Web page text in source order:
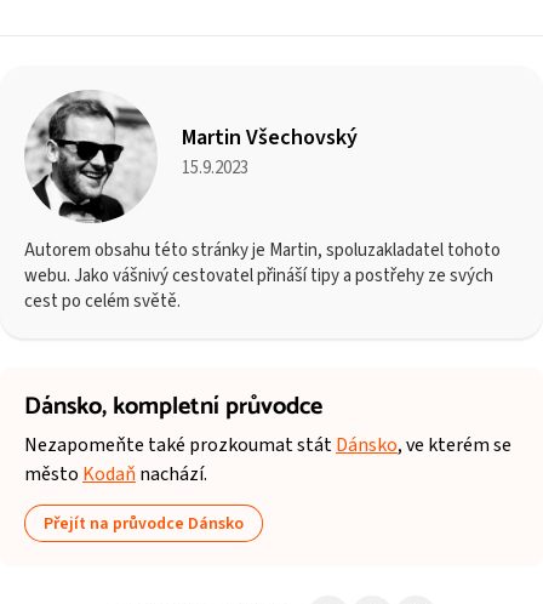
Martin Všechovský
15.9.2023
Autorem obsahu této stránky je Martin, spoluzakladatel tohoto
webu. Jako vášnivý cestovatel přináší tipy a postřehy ze svých
cest po celém světě.
Dánsko,kompletní průvodce
Nezapomeňte také prozkoumat státDánsko, ve kterém se
město Kodaň nachází.
Přejít na průvodce Dánsko